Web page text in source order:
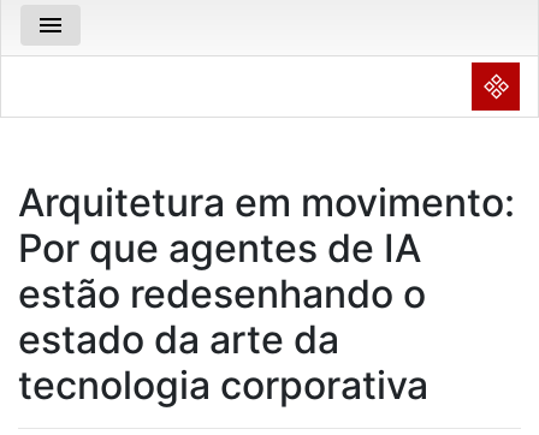
menu
NULL
Arquitetura em movimento:
Por que agentes de IA
estão redesenhando o
estado da arte da
tecnologia corporativa